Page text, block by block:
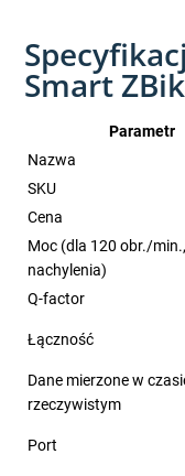
Smart
Parametr
Nazwa
SKU
Cena
Moc (dla 120 obr./
nachylenia)
Q-factor
Łączność
Dane mierzone w
rzeczywistym
Port